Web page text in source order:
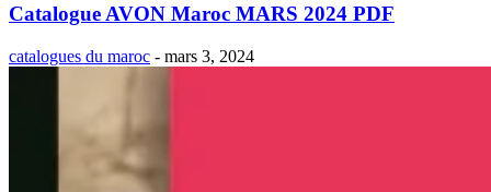
Catalogue AVON Maroc MARS 2024 PDF
catalogues du maroc - mars 3, 2024